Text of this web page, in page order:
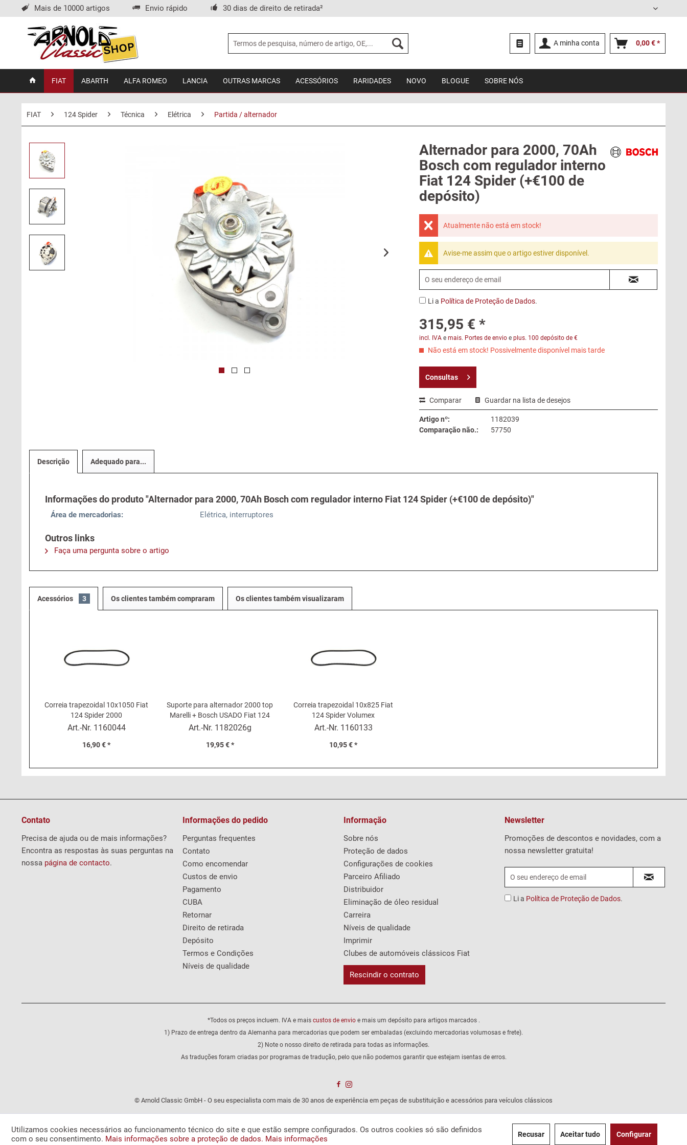
Mais de 10000 artigos Envio rápido 30 dias de direito de retirada² Português
A minha conta 0,00 € *
FIAT ABARTH ALFA ROMEO LANCIA OUTRAS MARCAS ACESSÓRIOS RARIDADES NOVO BLOGUE SOBRE NÓS
FIAT 124 Spider Técnica Elétrica Partida / alternador
Alternador para 2000, 70Ah
Bosch com regulador interno
Fiat 124 Spider (+€100 de
depósito)
Atualmente não está em stock!
Avise-me assim que o artigo estiver disponível.
Li a Política de Proteção de Dados.
315,95 € *
incl. IVAe mais. Portes de envioe plus. 100 depósito de €
Não está em stock! Possivelmente disponível mais tarde
Consultas
Comparar Guardar na lista de desejos
Artigo nº:
1182039
Comparação não.:
57750
Descrição Adequado para...
Informações do produto "Alternador para 2000, 70Ah Bosch com regulador interno Fiat 124 Spider (+€100 de depósito)"
Área de mercadorias: Elétrica, interruptores
Outros links
Faça uma pergunta sobre o artigo
Acessórios 3 Os clientes também compraram Os clientes também visualizaram
Correia trapezoidal 10x1050 Fiat
124 Spider 2000
Art.-Nr. 1160044
16,90 € *
Suporte para alternador 2000 top
Marelli + Bosch USADO Fiat 124
Spider
Art.-Nr. 1182026g
19,95 € *
Correia trapezoidal 10x825 Fiat
124 Spider Volumex
Art.-Nr. 1160133
10,95 € *
Contato
Precisa de ajuda ou de mais informações?
Encontra as respostas às suas perguntas na
nossa página de contacto.
Informações do pedido
Perguntas frequentes
Contato
Como encomendar
Custos de envio
Pagamento
CUBA
Retornar
Direito de retirada
Depósito
Termos e Condições
Níveis de qualidade
Informação
Sobre nós
Proteção de dados
Configurações de cookies
Parceiro Afiliado
Distribuidor
Eliminação de óleo residual
Carreira
Níveis de qualidade
Imprimir
Clubes de automóveis clássicos Fiat
Rescindir o contrato
Newsletter
Promoções de descontos e novidades, com a
nossa newsletter gratuita!
Li a Política de Proteção de Dados.
*Todos os preços incluem. IVA e mais custos de envioe mais um depósito para artigos marcados .
1) Prazo de entrega dentro da Alemanha para mercadorias que podem ser embaladas (excluindo mercadorias volumosas e frete).
2) Note o nosso direito de retirada para todas as informações.
As traduções foram criadas por programas de tradução, pelo que não podemos garantir que estejam isentas de erros.
© Arnold Classic GmbH - O seu especialista com mais de 30 anos de experiência em peças de substituição e acessórios para veículos clássicos
Utilizamos cookies necessários ao funcionamento técnico do site e que estão sempre configurados. Os outros cookies só são definidos
com o seu consentimento. Mais informações sobre a proteção de dados. Mais informações Recusar Aceitar tudo Configurar